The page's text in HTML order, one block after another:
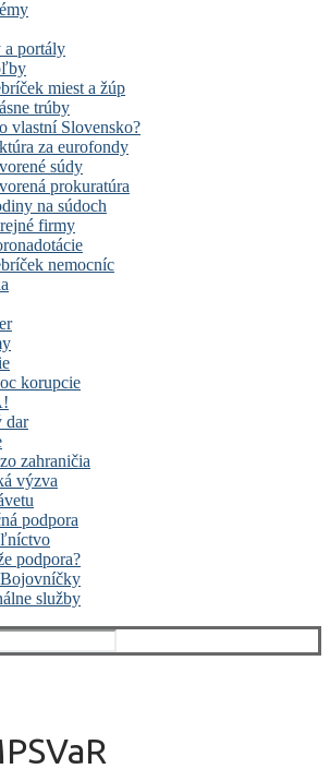
a portály
miest a žúp
trúby
vlastní Slovensko?
za eurofondy
súdy
prokuratúra
na súdoch
firmy
nemocníc
korupcie
dar
zahraničia
výzva
podpora
podpora?
služby